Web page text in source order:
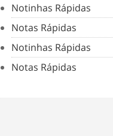
Notinhas Rápidas
Notas Rápidas
Notinhas Rápidas
Notas Rápidas